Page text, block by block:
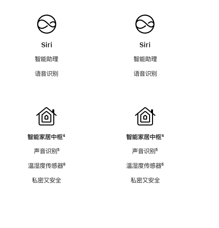
Siri
智能助理
语音识别
智能家居中枢脚
⁴
声音识别脚
⁵
温湿度传感器脚
⁶
私密又安全
Siri
智能助理
语音识别
智能家居中枢脚
⁴
声音识别脚
⁵
温湿度传感器脚
⁶
私密又安全